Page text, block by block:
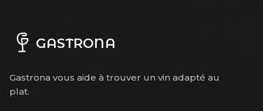
GASTRONA
Gastrona vous aide à trouver un vin adapté au
plat.